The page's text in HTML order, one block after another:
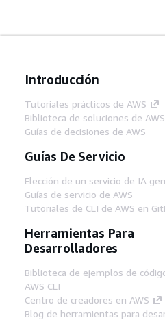
Introducción
Tutoriales prácticos de AWS
Biblioteca de soluciones de AWS
Guías de decisiones de AWS
Guías De Servicio
Elección de un servicio de IA
Guías de servicio de AWS
Tutoriales de CLI de AWS en
Herramientas Para
Desarrolladores
Biblioteca de ejemplos de
AWS CLI
Centro de creadores en AWS
Blog de herramientas para